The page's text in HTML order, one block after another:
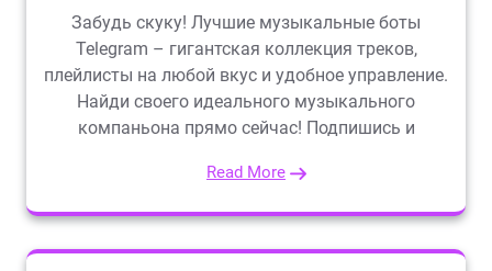
Забудь скуку! Лучшие музыкальные боты
Telegram – гигантская коллекция треков,
плейлисты на любой вкус и удобное управление.
Найди своего идеального музыкального
компаньона прямо сейчас! Подпишись и
Read More